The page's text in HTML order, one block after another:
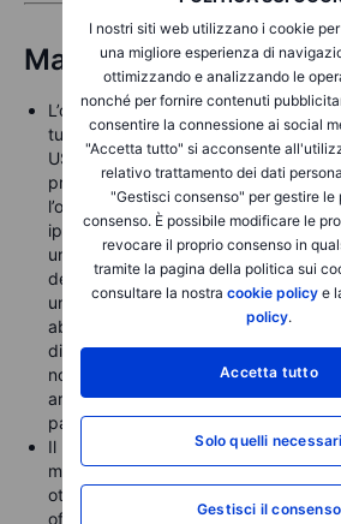
I nostri siti web utilizzano i cookie
una migliore esperienza di
ottimizzando e analizzando le
nonché per fornire contenuti
consentire la connessione ai social
"Accetta tutto" si acconsente
relativo trattamento dei dati
"Gestisci consenso" per gestire le
consenso. È possibile modificare le
revocare il proprio consenso in
tramite la pagina della politica sui
consultare la nostra cookie policye
policy.
Accetta tutto
Solo quelli necessari
Gestisci il consenso
Materie prime
L’oro è sceso sotto i 4.000 USD
turbolenta in cui l’argento ha
USD per la prima volta dal 1980,
prezzi si sono stabilizzati durante la
l’oro a 3.976 USD e l’argento a 49,6
ipercomprato rendono entrambi i
un’impennata di quattro giorni, e i
decisivi per capire se i 50 USD
una forte resistenza. Molto
abbia ancora spazio per salire
di consolidamento – o persino una
non è più economico rispetto all’oro,
argento ora sotto la media
palladio in lieve calo.
Il petrolio si è stabilizzato vicino ai
mantenendo il forte calo settimanale
ottimismo sulle tensioni in Medio
offerta migliorate. Il WTI è sceso